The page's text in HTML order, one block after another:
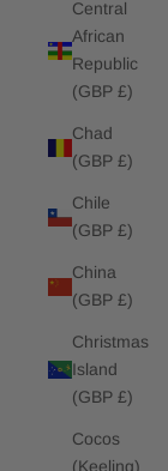
Central
African
Republic
(GBP £)
Chad
(GBP £)
Chile
(GBP £)
China
(GBP £)
Christmas
Island
(GBP £)
Cocos
(Keeling)